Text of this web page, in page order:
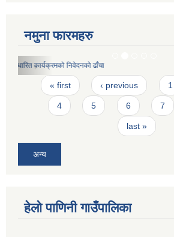
नमुना फारमहरु
प्रवेश पत्र
Pages
« first ‹ previous 1
4 5 6 7
last »
अन्य
हेलो पाणिनी गाउँपालिका